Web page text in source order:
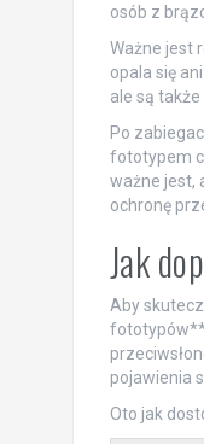
osób z
Ważne jest
opala się
ale są
Po
fototypem
ważne jest,
ochronę
Jak
Aby
pojawienia
Oto jak